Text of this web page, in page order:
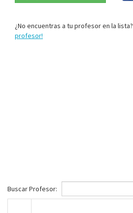
¿No encuentras a tu profesor en la lista?
profesor!
Buscar Profesor: